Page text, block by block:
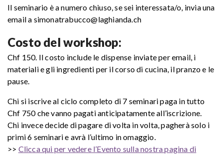
Il seminario è a numero chiuso, se sei interessata/o, invia una
email a simonatrabucco@laghianda.ch
Costo del workshop:
Chf 150. Il costo include le dispense inviate per email, i
materiali e gli ingredienti per il corso di cucina, il pranzo e le
pause.
Chi si iscrive al ciclo completo di 7 seminari paga in tutto
Chf 750 che vanno pagati anticipatamente all’iscrizione.
Chi invece decide di pagare di volta in volta, pagherà solo i
primi 6 seminari e avrà l’ultimo in omaggio.
>> Clicca qui per vedere l’Evento sulla nostra pagina di